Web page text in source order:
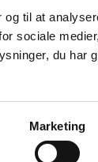
og til at
sociale
du har
Marketing